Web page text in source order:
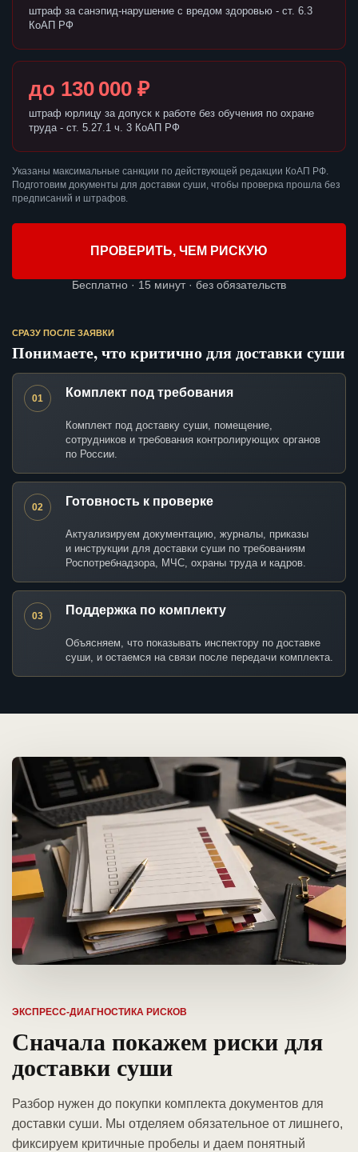
штраф за санэпид-нарушение с вредом здоровью - ст. 6.3
КоАП РФ
до 130 000 ₽
штраф юрлицу за допуск к работе без обучения по охране
труда - ст. 5.27.1 ч. 3 КоАП РФ
Указаны максимальные санкции по действующей редакции КоАП РФ.
Подготовим документы для доставки суши, чтобы проверка прошла без
предписаний и штрафов.
ПРОВЕРИТЬ, ЧЕМ РИСКУЮ
Бесплатно · 15 минут · без обязательств
СРАЗУ ПОСЛЕ ЗАЯВКИ
Понимаете, что критично для доставки суши
01 Комплект под требования
Комплект под доставку суши, помещение,
сотрудников и требования контролирующих органов
по России.
02 Готовность к проверке
Актуализируем документацию, журналы, приказы
и инструкции для доставки суши по требованиям
Роспотребнадзора, МЧС, охраны труда и кадров.
03 Поддержка по комплекту
Объясняем, что показывать инспектору по доставке
суши, и остаемся на связи после передачи комплекта.
ЭКСПРЕСС-ДИАГНОСТИКА РИСКОВ
Сначала покажем риски для
доставки суши
Разбор нужен до покупки комплекта документов для
доставки суши. Мы отделяем обязательное от лишнего,
фиксируем критичные пробелы и даем понятный